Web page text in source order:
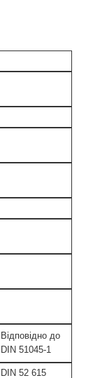
Відповідно до
DIN 51045-1
DIN 52 615